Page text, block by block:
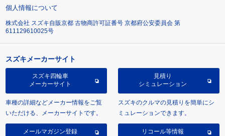
個人情報について
株式会社 スズキ自販京都 古物商許可証番号 京都府公安委員会 第
611129610025号
スズキメーカーサイト
スズキ四輪車
メーカーサイト
車種の詳細などメーカー情報をご覧
いただける、メーカーサイトです。
見積り
シミュレーション
スズキのクルマの見積りを簡単にシ
ミュレーションできます。
メールマガジン登録 リコール等情報